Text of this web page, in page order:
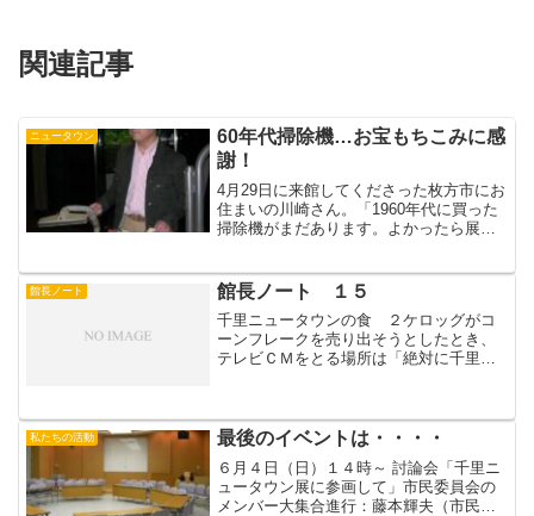
関連記事
ニュータウン
60年代掃除機…お宝もちこみに感
謝！
4月29日に来館してくださった枚方市にお
住まいの川崎さん。「1960年代に買った
掃除機がまだあります。よかったら展示
すると、これまた速攻で本日、わざわざ
博物館まで持参し...
館長ノート 館長ノート １５
千里ニュータウンの食 ２ケロッグがコ
ーンフレークを売り出そうとしたとき、
テレビＣＭをとる場所は「絶対に千里ニ
うか、そうだとすれば、ビデオが残って
いるのか、大変興味のある...
私たちの活動 最後のイベントは・・・・
６月４日（日）１４時～ 討論会「千里ニ
ュータウン展に参画して」市民委員会の
メンバー大集合進行：藤本輝夫（市民委